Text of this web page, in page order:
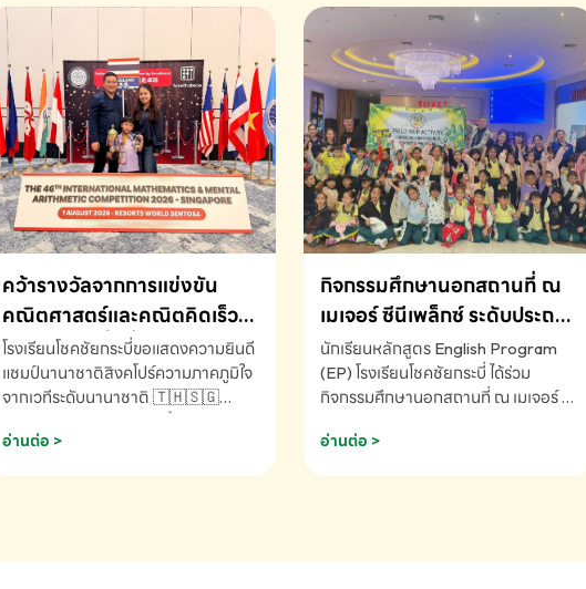
คว้ารางวัลจากการแข่งขัน
คณิตศาสตร์และคณิตคิดเร็ว
นานาชาติ ครั้งที่ 46 ประจำปี
2569 ณ ประเทศสิงคโปร์
โรงเรียนโชคชัยกระบี่ขอแสดงความยินดี
แชมป์นานาชาติสิงคโปร์ความภาคภูมิใจ
จากเวทีระดับนานาชาติ 🇹🇭🇸🇬
K3 โรงเรียนโชคชัยกระบี่ จ.กระบี่ คว้า
AND MENTAL ARITHMETIC
อ่านต่อ >
กิจกรรมศึกษานอกสถานที่ ณ
เมเจอร์ ซีนีเพล็กซ์ ระดับประถม
ศึกษา (EP.1-6)
นักเรียนหลักสูตร English Program
(EP) โรงเรียนโชคชัยกระบี่ ได้ร่วม
กิจกรรมศึกษานอกสถานที่ ณ เมเจอร์ ซี
(Soundtrack)เพื่อเสริมทักษะการฟัง
โชคชัยกระบี่-สอบถามข้อมูลเพิ่มเติม
อ่านต่อ >